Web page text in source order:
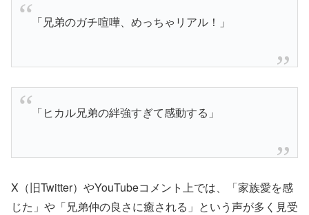
「兄弟のガチ喧嘩、めっちゃリアル！」
「ヒカル兄弟の絆強すぎて感動する」
X（旧Twitter）やYouTubeコメント上では、「家族愛を感
じた」や「兄弟仲の良さに癒される」という声が多く見受